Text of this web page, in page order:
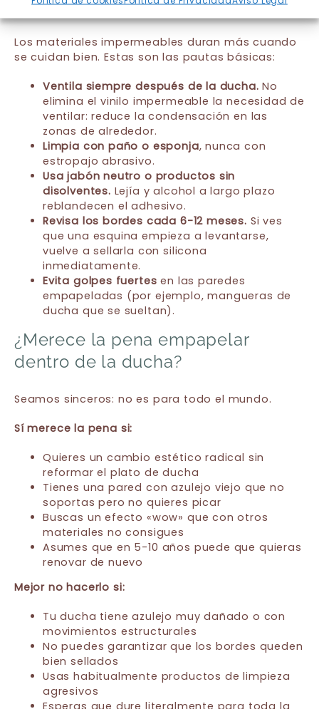
impermeables duren más
Los materiales impermeables duran más cuando
se cuidan bien. Estas son las pautas básicas:
Ventila siempre después de la ducha. No
elimina el vinilo impermeable la necesidad de
ventilar: reduce la condensación en las
zonas de alrededor.
Limpia con paño o esponja, nunca con
estropajo abrasivo.
Usa jabón neutro o productos sin
disolventes. Lejía y alcohol a largo plazo
reblandecen el adhesivo.
Revisa los bordes cada 6-12 meses. Si ves
que una esquina empieza a levantarse,
vuelve a sellarla con silicona
inmediatamente.
Evita golpes fuertes en las paredes
empapeladas (por ejemplo, mangueras de
ducha que se sueltan).
¿Merece la pena empapelar
dentro de la ducha?
Seamos sinceros: no es para todo el mundo.
Sí merece la pena si:
Quieres un cambio estético radical sin
reformar el plato de ducha
Tienes una pared con azulejo viejo que no
soportas pero no quieres picar
Buscas un efecto «wow» que con otros
materiales no consigues
Asumes que en 5-10 años puede que quieras
renovar de nuevo
Mejor no hacerlo si:
Tu ducha tiene azulejo muy dañado o con
movimientos estructurales
No puedes garantizar que los bordes queden
bien sellados
Usas habitualmente productos de limpieza
agresivos